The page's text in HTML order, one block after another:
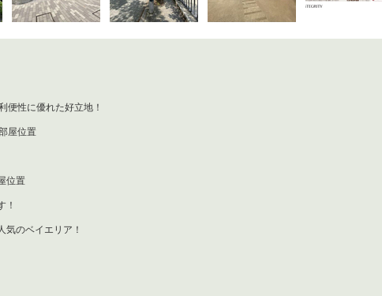
便性に優れた好立地！
屋位置
位置
！
気のベイエリア！